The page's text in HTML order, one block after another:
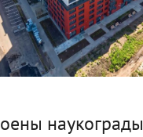
наукограды